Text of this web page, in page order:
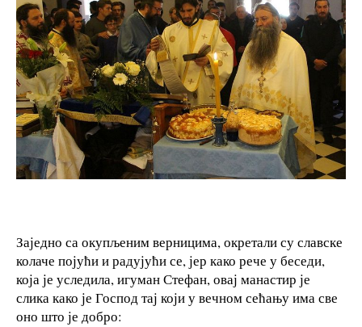
Заједно са окупљеним верницима, окретали су славске
колаче појући и радујући се, јер како рече у беседи,
која је уследила, игуман Стефан, овај манастир је
слика како је Господ тај који у вечном сећању има све
оно што је добро: